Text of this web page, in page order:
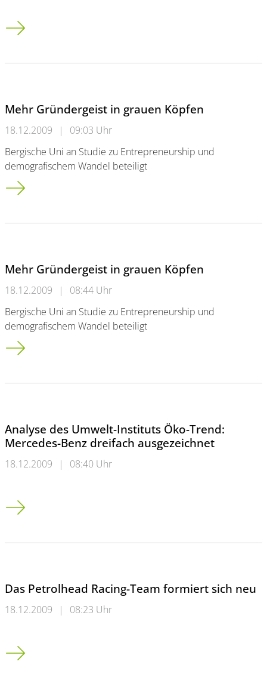
Mehr junge Leute sollen in Wuppertal studieren
Mehr Gründergeist in grauen Köpfen
18.12.2009 |
09:03 Uhr
Bergische Uni an Studie zu Entrepreneurship und
demografischem Wandel beteiligt
Mehr Gründergeist in grauen Köpfen
Mehr Gründergeist in grauen Köpfen
18.12.2009 |
08:44 Uhr
Bergische Uni an Studie zu Entrepreneurship und
demografischem Wandel beteiligt
Mehr Gründergeist in grauen Köpfen
Analyse des Umwelt-Instituts Öko-Trend:
Mercedes-Benz dreifach ausgezeichnet
18.12.2009 | 08:40 Uhr
Analyse des Umwelt-Instituts Öko-Trend: Mercedes-Benz
Das Petrolhead Racing-Team formiert sich neu
18.12.2009 | 08:23 Uhr
Das Petrolhead Racing-Team formiert sich neu